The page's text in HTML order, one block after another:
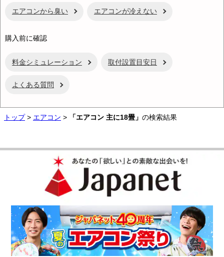
エアコンから臭い エアコンが冷えない
購入前に確認
料金シミュレーション 取付設置目安日
よくある質問
トップ> エアコン > 「エアコン 主に18畳」 の検索結果